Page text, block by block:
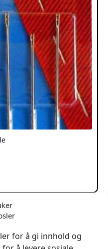
for å gi innhold og